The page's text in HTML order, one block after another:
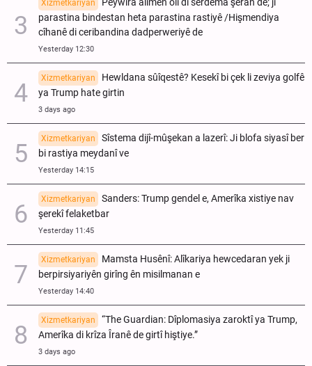
Xizmetkariyan
Peywira alimên olî di serdema şeran de; ji
parastina bindestan heta parastina rastiyê /Hişmendiya
cîhanê di ceribandina dadperweriyê de
Yesterday 12:30
Xizmetkariyan
Hewldana sûîqestê? Kesekî bi çek li zeviya golfê
ya Trump hate girtin
3 days ago
Xizmetkariyan
Sîstema dijî-mûşekan a lazerî: Ji blofa siyasî ber
bi rastiya meydanî ve
Yesterday 14:15
Xizmetkariyan
Sanders: Trump gendel e, Amerîka xistiye nav
şerekî felaketbar
Yesterday 11:45
Xizmetkariyan
Mamsta Husênî: Alîkariya hewcedaran yek ji
berpirsiyariyên girîng ên misilmanan e
Yesterday 14:40
Xizmetkariyan
“The Guardian: Dîplomasiya zaroktî ya Trump,
Amerîka di krîza Îranê de girtî hiştiye.”
3 days ago